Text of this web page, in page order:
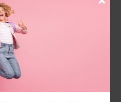
en STEM-school
wetenschappers. Of
alles.